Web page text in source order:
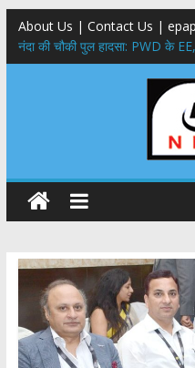
About Us | Contact Us |
नंदा की चौकी पुल हादसा: PWD के
पर सख्त कार्रवाई
सरकारी नीतियों में शामिल किए जाएंगे
विद्यार्थी मंथन कार्यक्रम में शामिल हुए
उत्तराखंड में बढ़ेंगे राजस्व के स्रोत:
मुख्यमंत्री ने उत्तराखण्ड क्षत्रिय
स्मारिका का किया विमोचन
मुख्यमंत्री ने हर घर तिरंगा यात्रा
प्रदेशवासियों से स्वतंत्रता दिवस पर